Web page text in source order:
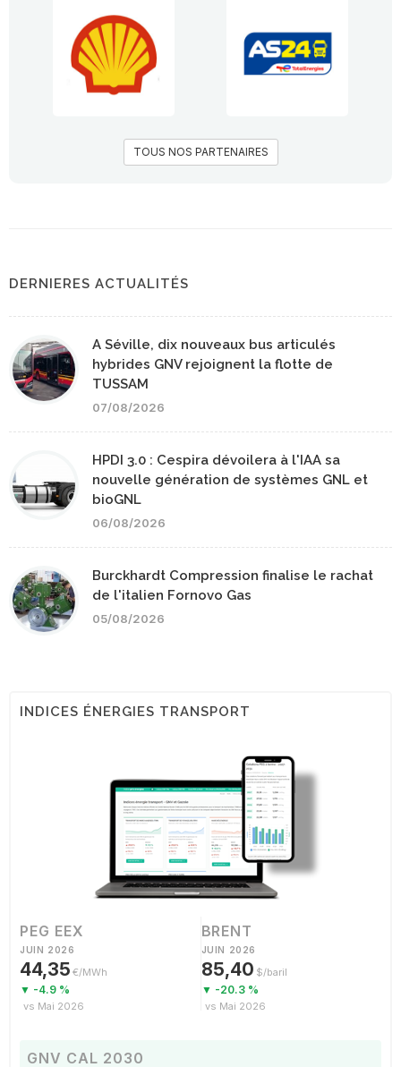
TOUS NOS PARTENAIRES
DERNIERES ACTUALITÉS
A Séville, dix nouveaux bus articulés
hybrides GNV rejoignent la flotte de
TUSSAM
07/08/2026
HPDI 3.0 : Cespira dévoilera à l'IAA sa
nouvelle génération de systèmes GNL et
bioGNL
06/08/2026
Burckhardt Compression finalise le rachat
de l'italien Fornovo Gas
05/08/2026
INDICES ÉNERGIES TRANSPORT
PEG EEX
JUIN 2026
44,35 €/MWh
▼ -4.9 %
vs Mai 2026
BRENT
JUIN 2026
85,40 $/baril
▼ -20.3 %
vs Mai 2026
GNV CAL 2030